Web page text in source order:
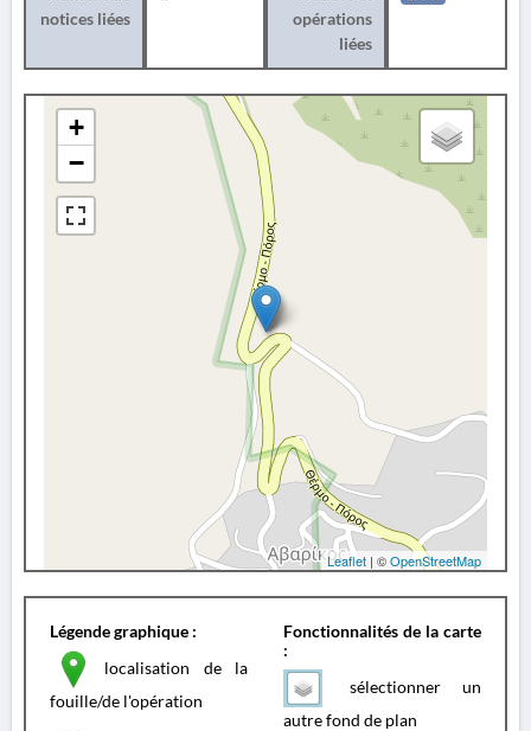
notices liées
opérations
liées
+
−
Leaflet | ©OpenStreetMap
Légende graphique :
localisation de la
fouille/de l'opération
Fonctionnalités de la carte
:
sélectionner un
autre fond de plan